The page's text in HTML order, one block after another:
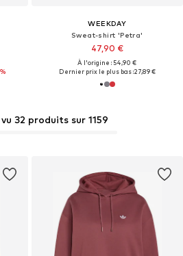
WEEKDAY
Sweat-shirt 'Petra'
47,90 €
À l'origine : 54,90 €
Dernier prix le plus bas :27,89 €
32 produits sur 1159